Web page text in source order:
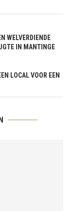
WELVERDIENDE
IN MANTINGE
LOCAL VOOR EEN